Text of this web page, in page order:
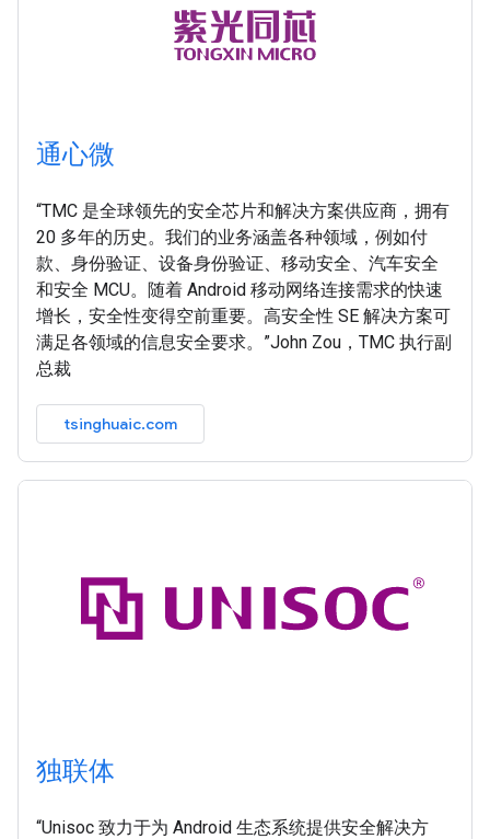
通心微
“TMC 是全球领先的安全芯片和解决方案供应商，拥有
20 多年的历史。我们的业务涵盖各种领域，例如付
款、身份验证、设备身份验证、移动安全、汽车安全
和安全 MCU。随着 Android 移动网络连接需求的快速
增长，安全性变得空前重要。高安全性 SE 解决方案可
满足各领域的信息安全要求。”John Zou，TMC 执行副
总裁
tsinghuaic.com
独联体
“Unisoc 致力于为 Android 生态系统提供安全解决方